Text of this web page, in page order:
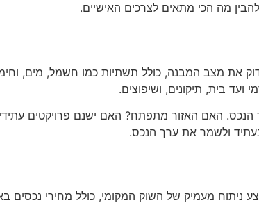
מה הכי מתאים לצרכים האישיים.
את מצב המבנה, כולל תשתיות כמו חשמל, מים,
ועד בית, תיקונים, ושיפוצים.
האם האזור מתפתח? האם ישנם פרויקטים
ולשמר את ערך הנכס.
מעמיק של השוק המקומי, כולל מחירי נכסים